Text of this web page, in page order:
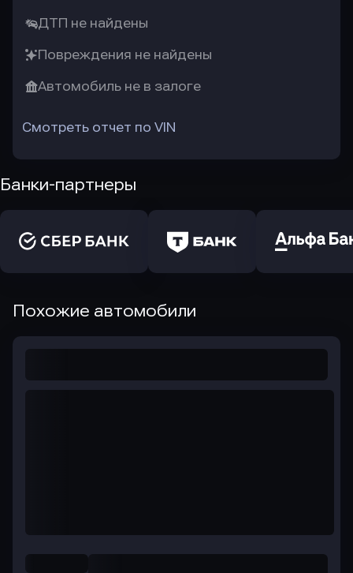
ДТП не найдены
Повреждения не найдены
Автомобиль не в залоге
Смотреть отчет по VIN
Банки-партнеры
Похожие автомобили